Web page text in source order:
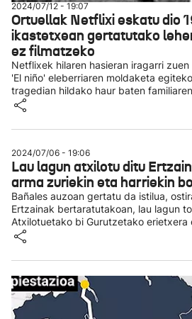
2024/07/12 - 19:07
Ortuellak Netflixi eskatu dio
ikastetxean gertatutako
ez filmatzeko
Netflixek hilaren hasieran iragarri
'El niño' eleberriaren moldaketa
tragedian hildako haur baten
2024/07/06 - 19:06
Lau lagun atxilotu ditu
arma zuriekin eta harriekin
Bañales auzoan gertatu da istilua,
Ertzainak bertaratutakoan, lau lagun
Atxilotuetako bi Gurutzetako erietxera